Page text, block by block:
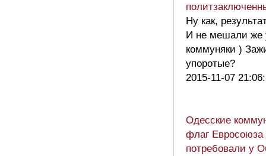
Ну как,
И не мешали же
коммуняки )
упоротые?
2015-11-07
Одесские
флаг Евросоюза
потребовали у